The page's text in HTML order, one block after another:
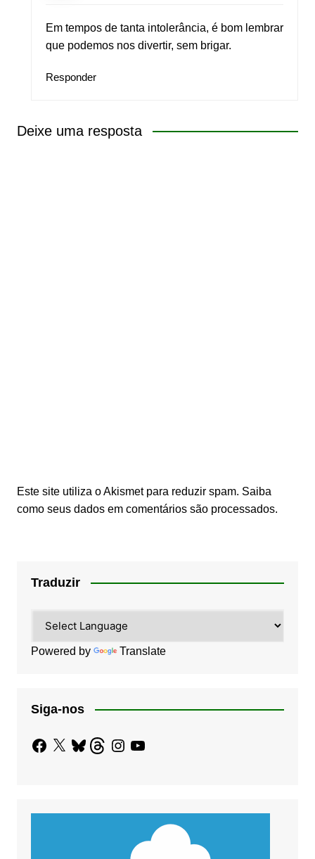
Em tempos de tanta intolerância, é bom lembrar
que podemos nos divertir, sem brigar.
Responder
Deixe uma resposta
Este site utiliza o Akismet para reduzir spam. Saiba
como seus dados em comentários são processados.
Traduzir
Powered by Translate
Siga-nos
Facebook
X BlueskyThreadsInstagram
YouTube